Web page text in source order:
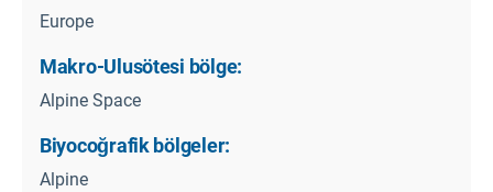
Europe
Makro-Ulusötesi bölge:
Alpine Space
Biyocoğrafik bölgeler:
Alpine